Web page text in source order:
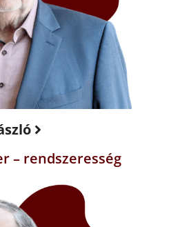
– rendszeresség